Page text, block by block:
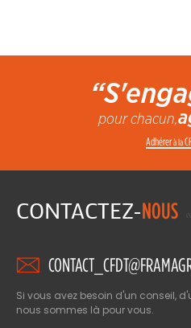
pour chacun,
Adhérerà la
CONTACTEZ-NOUS
Si vous avez besoin d'un conseil,
nous sommes là pour vous.